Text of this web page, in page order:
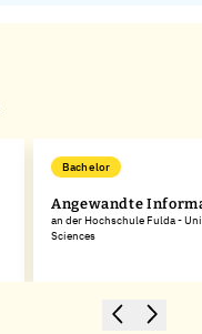
Bachelor
Angewandte
an der Hochschule Fulda -
Sciences